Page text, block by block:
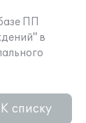
ПП
в
К списку